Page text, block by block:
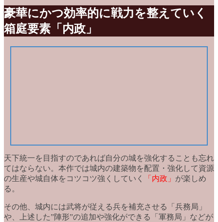
豪華にかつ効率的に戦力を整えていく
箱庭要素「内政」
天下統一を目指すのであれば自分の城を強化することも忘れ
てはならない。本作では城内の建築物を配置・強化して資源
の生産や城自体をコツコツ強くしていく
「内政」 が楽しめ
る。
その他、城内には武将が従える兵を補充させる「兵務局」
や、上述した”陣形”の追加や強化ができる「軍務局」などが